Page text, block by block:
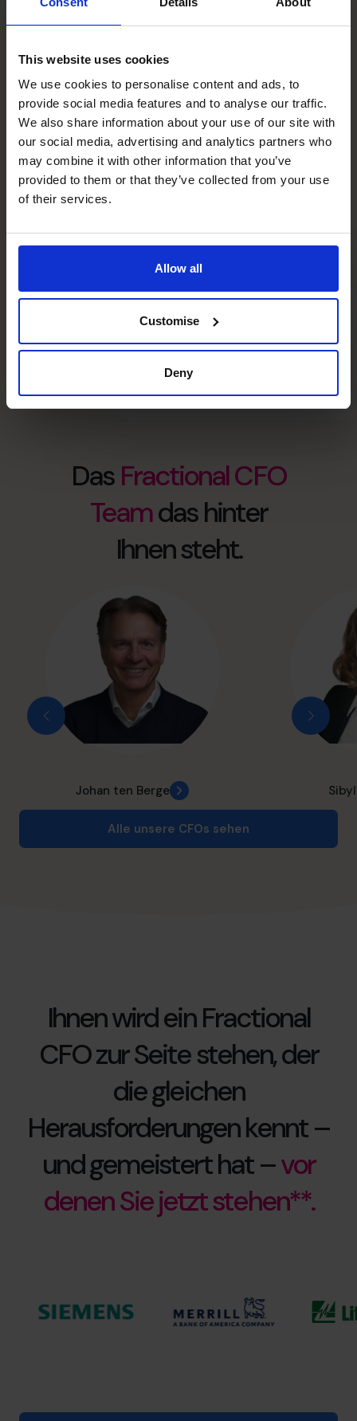
This website uses cookies
We use cookies to personalise content and ads, to
provide social media features and to analyse our traffic.
We also share information about your use of our site with
our social media, advertising and analytics partners who
may combine it with other information that you’ve
provided to them or that they’ve collected from your use
of their services.
Allow all
Customise
Deny
Branchenerfahrung und bewährte Methoden teilt.
außerdem wollen wir klar, selbstbewusst und sorgfältig
lebensverändernde Unternehmen aufbauen.
+49 69 66 55 42 28
750+18
DasFractional CFO
Teamdas hinter
Ihnen steht.
Johan ten Berge
Alle unsere CFOs sehen
Ihnen wird ein Fractional
CFO zur Seite stehen, der
die gleichen
Herausforderungen kennt –
und gemeistert hat –vor
denen Sie jetzt stehen**.